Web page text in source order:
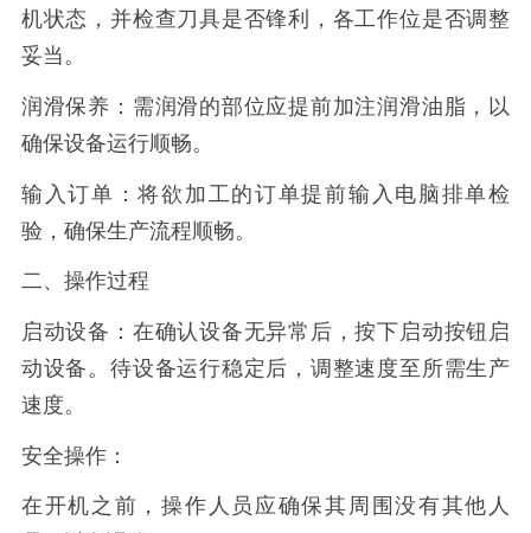
机状态，并检查刀具是否锋利，各工作位是否调整
妥当。
润滑保养：需润滑的部位应提前加注润滑油脂，以
确保设备运行顺畅。
输入订单：将欲加工的订单提前输入电脑排单检
验，确保生产流程顺畅。
二、操作过程
启动设备：在确认设备无异常后，按下启动按钮启
动设备。待设备运行稳定后，调整速度至所需生产
速度。
安全操作：
在开机之前，操作人员应确保其周围没有其他人